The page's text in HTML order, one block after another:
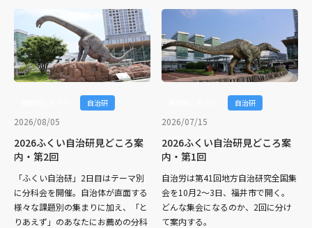
自治研
2026/08/05
2026ふくい自治研見どころ案
内・第2回
「ふくい自治研」2日目はテーマ別
に分科会を開催。自治体が直面する
様々な課題別の集まりに加え、「と
りあえず」のあなたにお薦めの分科
自治研
2026/07/15
2026ふくい自治研見どころ案
内・第1回
自治労は第41回地方自治研究全国集
会を10月2～3日、福井市で開く。
どんな集会になるのか、2回に分け
て案内する。